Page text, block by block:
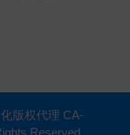
版权代理 CA-
Reserved.